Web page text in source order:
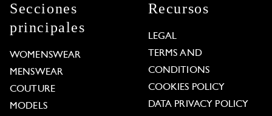
Secciones
principales
WOMENSWEAR
MENSWEAR
COUTURE
MODELS
Recursos
LEGAL
TERMS AND
CONDITIONS
COOKIES POLICY
DATA PRIVACY POLICY